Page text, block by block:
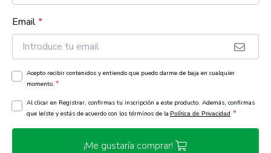
Email*
Acepto recibir contenidos y entiendo que puedo darme de baja en cualquier
momento. *
Al clicar en Registrar, confirmas tu inscripción a este producto. Además, confirmas
que leíste y estás de acuerdo con los términos de la Política de Privacidad *
¡Me gustaría comprar!